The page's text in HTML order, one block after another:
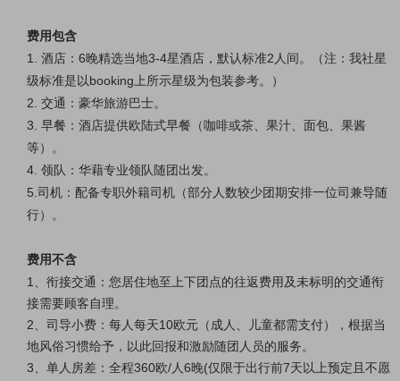
费用包含
1. 酒店：6晚精选当地3-4星酒店， 默认标准2人间。 （注：我社星
级标准是以booking上所示星级为包装参考。
）
2. 交通：豪华旅游巴士。
3. 早餐：酒店提供欧陆式早餐（咖啡或茶、果汁、面包、果酱
等）。
4. 领队：华藉专业领队随团出发。
5.司机： 配备专职外籍司机 （部分人数较少团期安排一位司兼导随
行）。
费用不含
1、衔接交通：您居住地至上下团点的往返费用及未标明的交通衔
接需要顾客自理。
2、司导小费：每人每天10欧元（成人、儿童都需支付），根据当
地风俗习惯给予，以此回报和激励随团人员的服务。
3、单人房差：全程360欧/人6晚(仅限于出行前7天以上预定且不愿